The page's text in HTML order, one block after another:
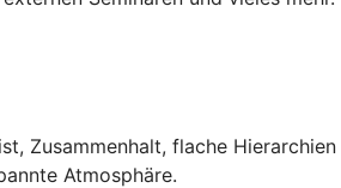
Zusammenhalt, flache Hierarchien
Atmosphäre.